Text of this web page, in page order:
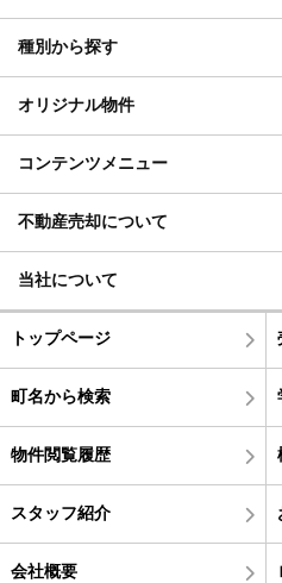
種別から探す
オリジナル物件
コンテンツメニュー
不動産売却について
当社について
トップページ
町名から検索
物件閲覧履歴
スタッフ紹介
会社概要